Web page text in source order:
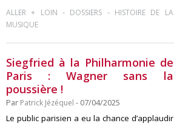
ALLER + LOIN - DOSSIERS - HISTOIRE DE LA
MUSIQUE
Siegfried à la Philharmonie de
Paris : Wagner sans la
poussière !
Par Patrick Jézéquel - 07/04/2025
Le public parisien a eu la chance d’applaudir